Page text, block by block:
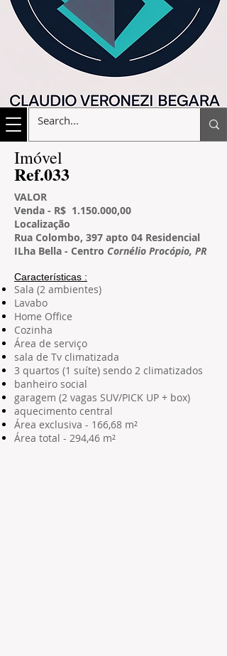
​Imóvel
​Ref.033
VALOR
Venda - R$ 1.150.000,00
Localização
Rua Colombo, 397 apto 04 Residencial
ILha Bella - Centro Cornélio Procópio, PR
Características​ :
Sala (2 ambientes)
Lavabo
Home Office
Cozinha
Área de serviço
sala de Tv climatizada
3 quartos (1 suíte) sendo 2 climatizados
banheiro social
garagem (2 vagas SUV/PICK UP + box)
aquecimento central
Área exclusiva - 166,68 m²
Área total - 294,46 m²